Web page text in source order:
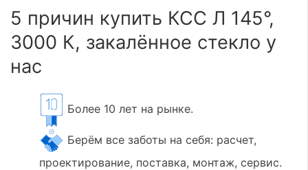
5 причин купить КСС Л 145°,
3000 К, закалённое стекло у
нас
Более 10 лет на рынке.
Берём все заботы на себя: расчет,
проектирование, поставка, монтаж, сервис.